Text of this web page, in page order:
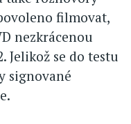
filmovat,
nezkrácenou
Jelikož se do testu
signované